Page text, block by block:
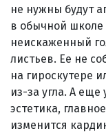
не нужны будут
в обычной школе
неискаженный
листьев. Ее не
на гироскутере
из-за угла. А
эстетика,
изменится